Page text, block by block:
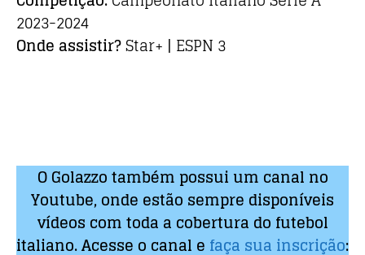
2023-2024
Onde assistir?Star+ | ESPN 3
O Golazzo também possui um canal no
Youtube, onde estão sempre disponíveis
vídeos com toda a cobertura do futebol
italiano. Acesse o canal e faça sua inscrição: